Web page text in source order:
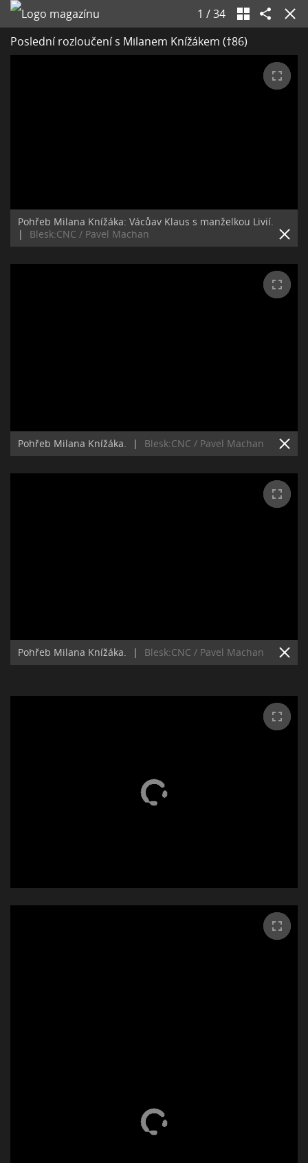
1 /34
Poslední rozloučení s Milanem Knížákem (†86)
Pohřeb Milana Knížáka: Vácůav Klaus s manželkou Livií.
|
Blesk:CNC / Pavel Machan
Pohřeb Milana Knížáka. | Blesk:CNC / Pavel Machan
Pohřeb Milana Knížáka. | Blesk:CNC / Pavel Machan